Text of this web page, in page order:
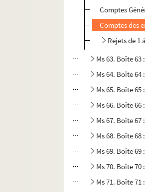
Comptes
Comptes des
Rejets de 1
Ms 63. Boîte 63
Ms 64. Boîte 64
Ms 65. Boîte 65
Ms 66. Boîte 66
Ms 67. Boîte 67
Ms 68. Boîte 68
Ms 69. Boîte 69
Ms 70. Boîte 70
Ms 71. Boîte 71